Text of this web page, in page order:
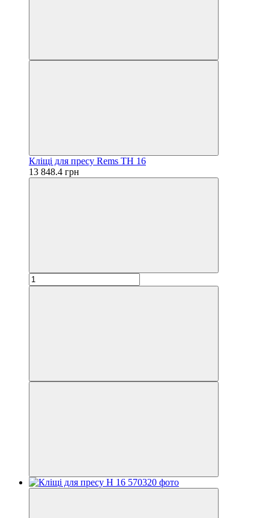
Кліщі для пресу Rems TН 16
13 848.4 грн